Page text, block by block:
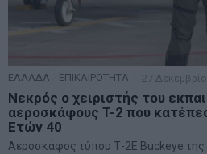
ΕΛΛΑΔΑ ΕΠΙΚΑΙΡΟΤΗΤΑ 27
Νεκρός ο χειριστής του
αεροσκάφους T-2 που
Ετών 40
Αεροσκάφος τύπου Τ-2E Buckeye